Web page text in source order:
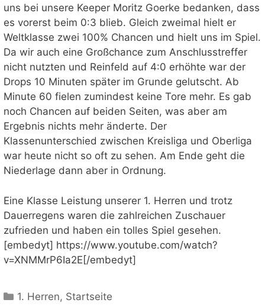
uns bei unsere Keeper Moritz Goerke bedanken, dass
es vorerst beim 0:3 blieb. Gleich zweimal hielt er
Weltklasse zwei 100% Chancen und hielt uns im Spiel.
Da wir auch eine Großchance zum Anschlusstreffer
nicht nutzten und Reinfeld auf 4:0 erhöhte war der
Drops 10 Minuten später im Grunde gelutscht. Ab
Minute 60 fielen zumindest keine Tore mehr. Es gab
noch Chancen auf beiden Seiten, was aber am
Ergebnis nichts mehr änderte. Der
Klassenunterschied zwischen Kreisliga und Oberliga
war heute nicht so oft zu sehen. Am Ende geht die
Niederlage dann aber in Ordnung.
Eine Klasse Leistung unserer 1. Herren und trotz
Dauerregens waren die zahlreichen Zuschauer
zufrieden und haben ein tolles Spiel gesehen.
[embedyt] https://www.youtube.com/watch?
v=XNMMrP6Ia2E[/embedyt]
Kategorien
1. Herren, Startseite